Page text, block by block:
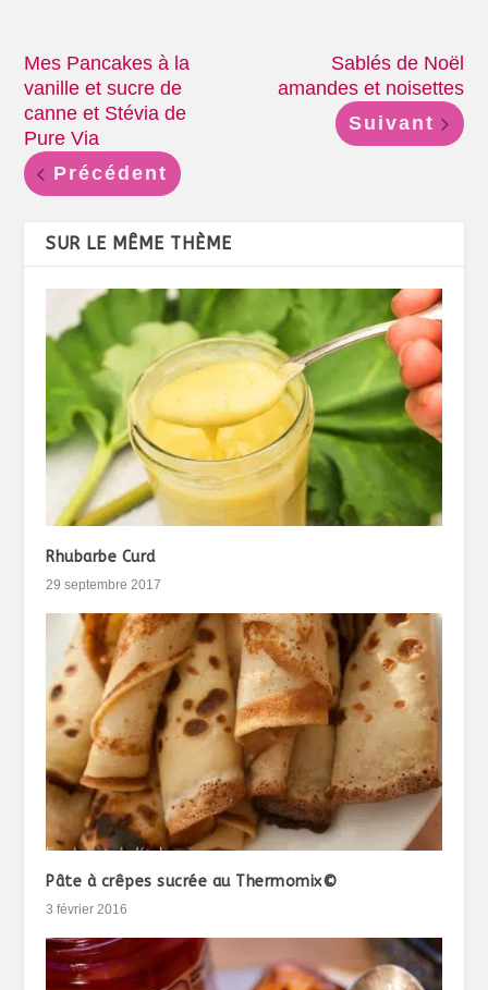
Mes Pancakes à la
vanille et sucre de
canne et Stévia de
Pure Via
Précédent
Sablés de Noël
amandes et noisettes
Suivant
SUR LE MÊME THÈME
Rhubarbe Curd
29 septembre 2017
Pâte à crêpes sucrée au Thermomix©
3 février 2016